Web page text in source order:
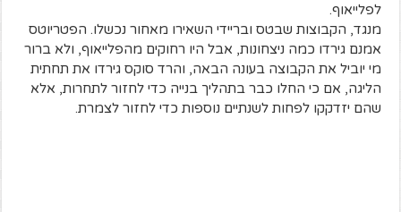
לפלייאוף.
מנגד, הקבוצות שבטס ובריידי השאירו מאחור נכשלו. הפטריוטס
אמנם גירדו כמה ניצחונות, אבל היו רחוקים מהפלייאוף, ולא ברור
מי יוביל את הקבוצה בעונה הבאה, והרד סוקס גירדו את תחתית
הליגה, אם כי החלו כבר בתהליך בנייה כדי לחזור לתחרות, אלא
שהם יזדקקו לפחות לשנתיים נוספות כדי לחזור לצמרת.